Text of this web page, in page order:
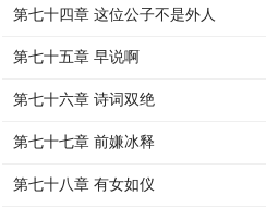
第七十四章 这位公子不是外人
第七十五章 早说啊
第七十六章 诗词双绝
第七十七章 前嫌冰释
第七十八章 有女如仪